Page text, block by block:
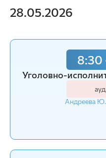
28.05.2026
8:30
Уголовно-
Андреева